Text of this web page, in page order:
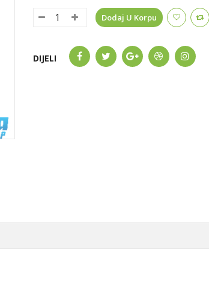
Dodaj U Korpu
DIJELI